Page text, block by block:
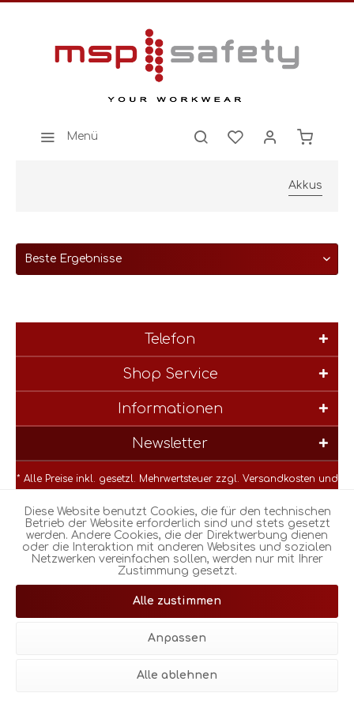
Menü
Akkus
Telefon
Shop Service
Informationen
Newsletter
* Alle Preise inkl. gesetzl. Mehrwertsteuer zzgl. Versandkosten und
© Realisiert mit Shopware |Theme atmos by Zenit Design
Diese Website benutzt Cookies, die für den technischen
Betrieb der Website erforderlich sind und stets gesetzt
werden. Andere Cookies, die der Direktwerbung dienen
oder die Interaktion mit anderen Websites und sozialen
Netzwerken vereinfachen sollen, werden nur mit Ihrer
Zustimmung gesetzt.